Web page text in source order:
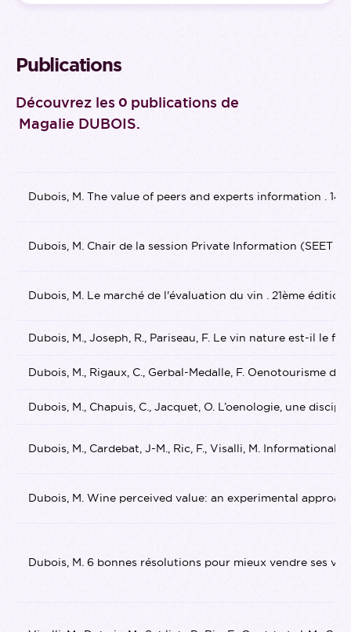
Publications
Découvrez les 0 publications de
Magalie DUBOIS.
Dubois, M. The value of peers and experts information .
Dubois, M. Chair de la session Private Information (SEET
Dubois, M. Le marché de l'évaluation du vin . 21ème
Dubois, M., Joseph, R., Pariseau, F. Le vin nature est-il
Dubois, M., Rigaux, C., Gerbal-Medalle, F. Oenotourisme
Dubois, M., Chapuis, C., Jacquet, O. L’oenologie, une
Dubois, M., Cardebat, J-M., Ric, F., Visalli, M.
Dubois, M. Wine perceived value: an experimental
Dubois, M. 6 bonnes résolutions pour mieux vendre ses